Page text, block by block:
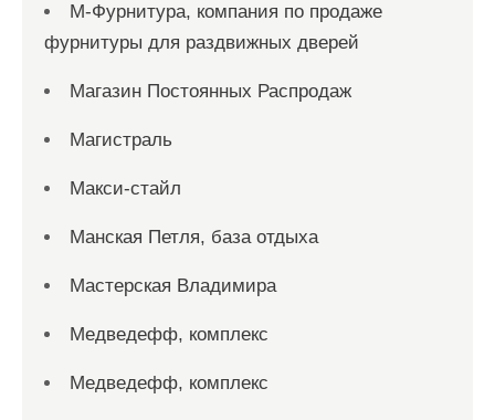
М-Фурнитура, компания по продаже
фурнитуры для раздвижных дверей
Магазин Постоянных Распродаж
Магистраль
Макси-стайл
Манская Петля, база отдыха
Мастерская Владимира
Медведефф, комплекс
Медведефф, комплекс